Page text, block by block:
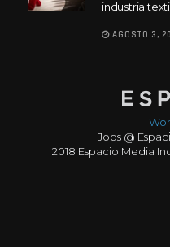
industria
AGOSTO 3,
Jobs @
2018 Espacio Media